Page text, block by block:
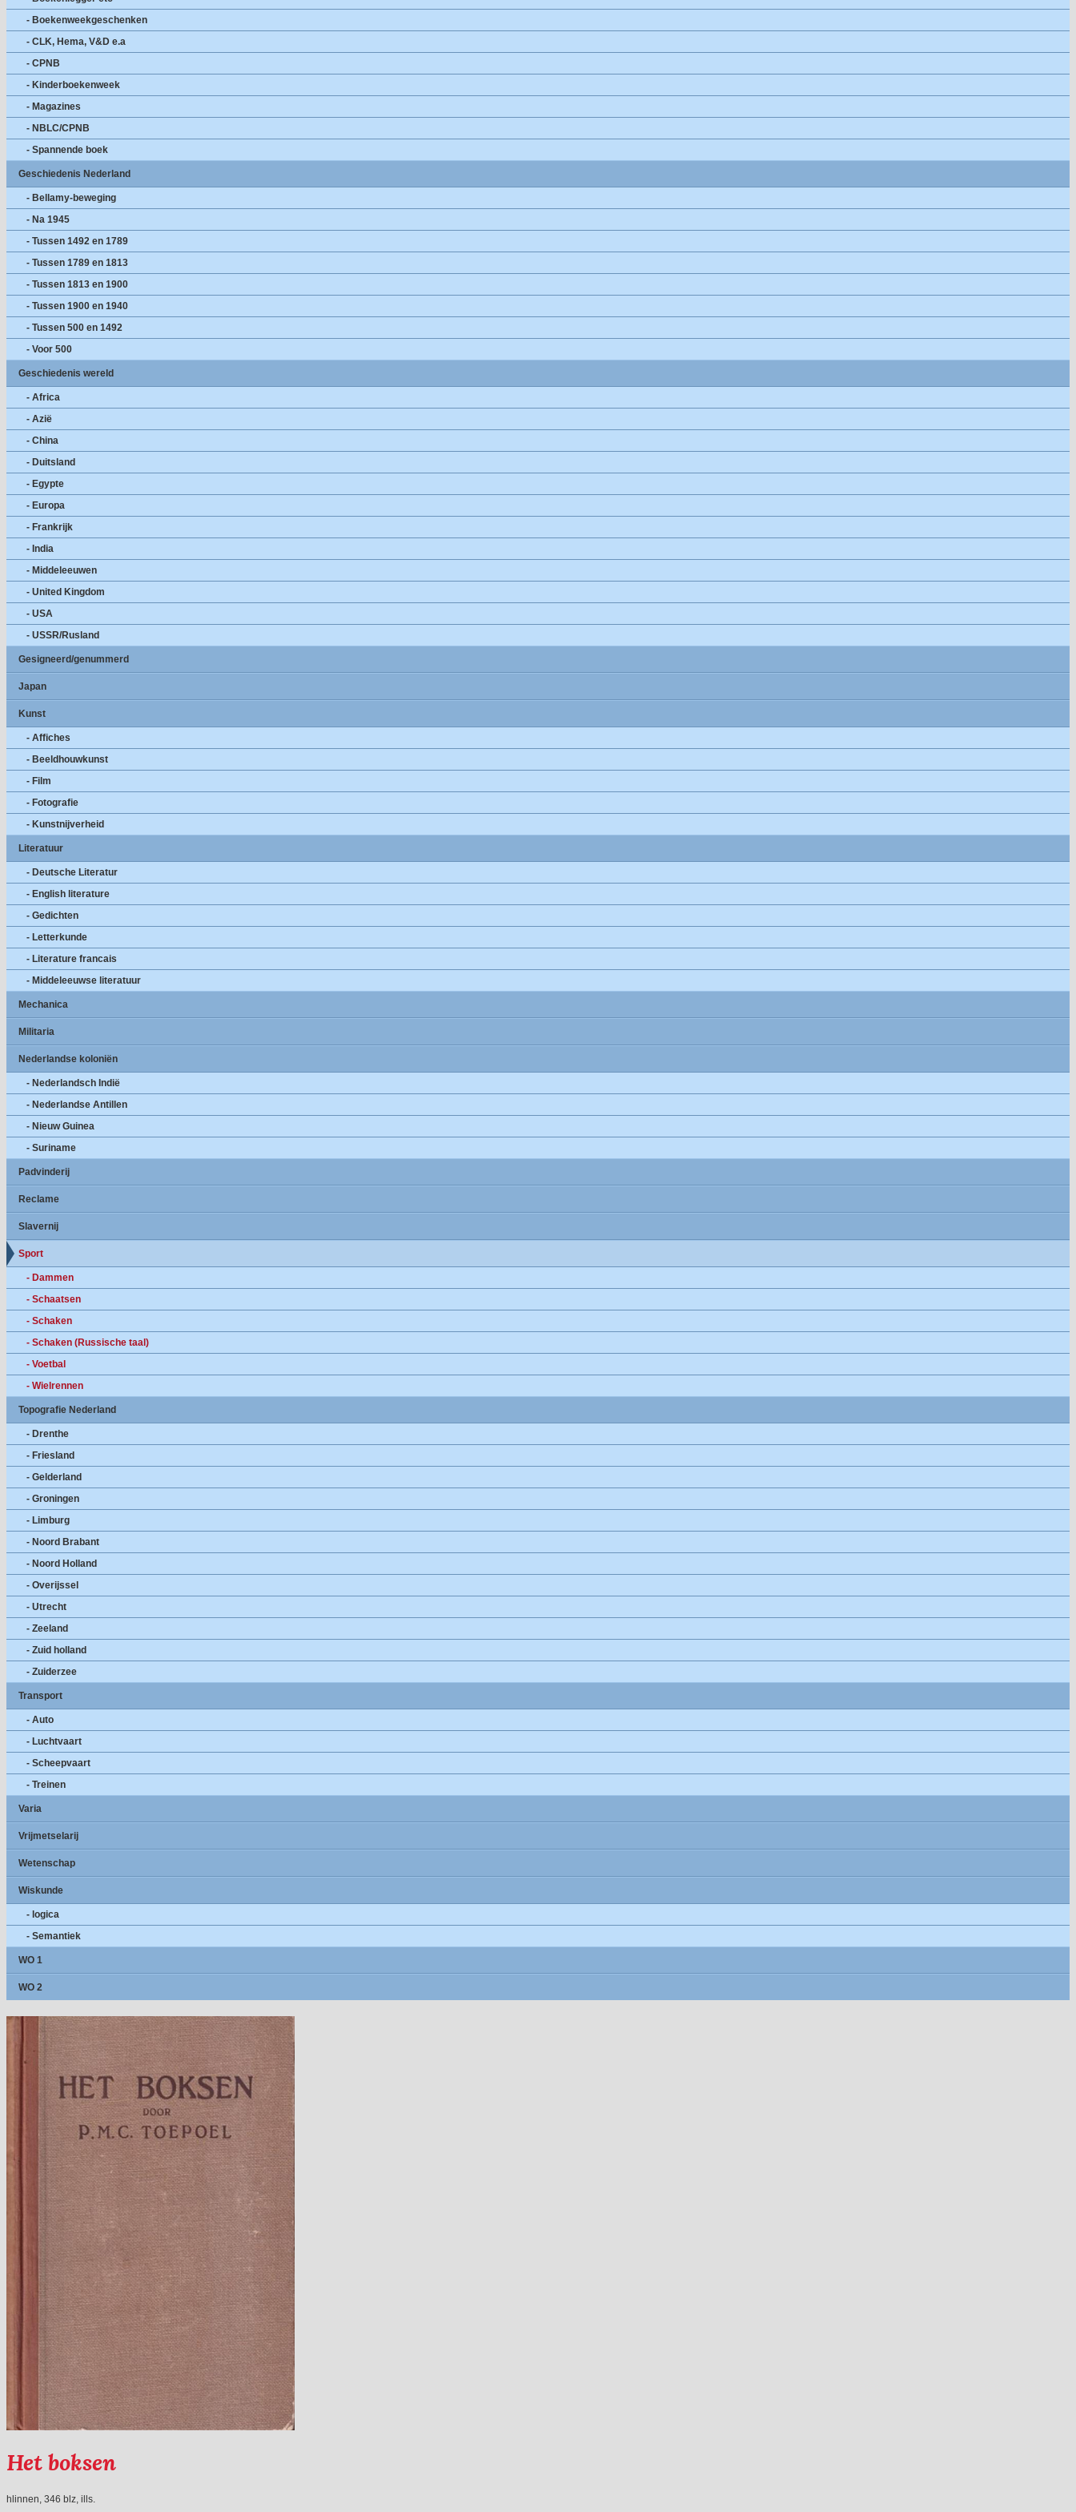
- Boekenweekgeschenken
- CLK, Hema, V&D e.a
- CPNB
- Kinderboekenweek
- Magazines
- NBLC/CPNB
- Spannende boek
Geschiedenis Nederland
- Bellamy-beweging
- Na 1945
- Tussen 1492 en 1789
- Tussen 1789 en 1813
- Tussen 1813 en 1900
- Tussen 1900 en 1940
- Tussen 500 en 1492
- Voor 500
Geschiedenis wereld
- Africa
- Azië
- China
- Duitsland
- Egypte
- Europa
- Frankrijk
- India
- Middeleeuwen
- United Kingdom
- USA
- USSR/Rusland
Gesigneerd/genummerd
Japan
Kunst
- Affiches
- Beeldhouwkunst
- Film
- Fotografie
- Kunstnijverheid
Literatuur
- Deutsche Literatur
- English literature
- Gedichten
- Letterkunde
- Literature francais
- Middeleeuwse literatuur
Mechanica
Militaria
Nederlandse koloniën
- Nederlandsch Indië
- Nederlandse Antillen
- Nieuw Guinea
- Suriname
Padvinderij
Reclame
Slavernij
Sport
- Dammen
- Schaatsen
- Schaken
- Schaken (Russische taal)
- Voetbal
- Wielrennen
Topografie Nederland
- Drenthe
- Friesland
- Gelderland
- Groningen
- Limburg
- Noord Brabant
- Noord Holland
- Overijssel
- Utrecht
- Zeeland
- Zuid holland
- Zuiderzee
Transport
- Auto
- Luchtvaart
- Scheepvaart
- Treinen
Varia
Vrijmetselarij
Wetenschap
Wiskunde
- logica
- Semantiek
WO 1
WO 2
Het boksen
hlinnen, 346 blz, ills.